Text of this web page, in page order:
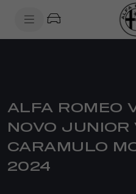
ALFA ROMEO
NOVO JUNIOR
CARAMULO
2024